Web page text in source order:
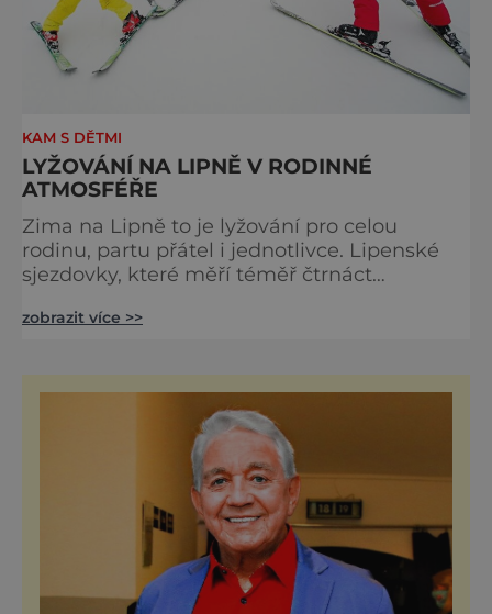
KAM S DĚTMI
LYŽOVÁNÍ NA LIPNĚ V RODINNÉ
ATMOSFÉŘE
Zima na Lipně to je lyžování pro celou
rodinu, partu přátel i jednotlivce. Lipenské
sjezdovky, které měří téměř čtrnáct
jednom místě a uspokojí lyžaře všech
vysokou gastronomií a dalšími atraktivitami
je tím pravým místem pro zimní dovolenou.
Moderní lyžařský areál pro kaž
zobrazit více >>